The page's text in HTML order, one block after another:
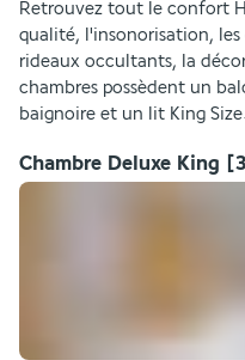
Retrouvez tout le confort
qualité, l'insonorisation,
rideaux occultants, la
chambres possèdent un
baignoire et un lit King Size.
Chambre Deluxe King